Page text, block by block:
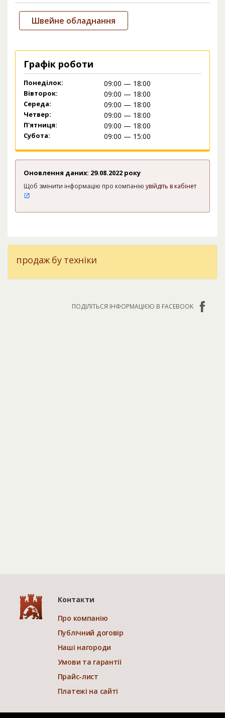
Швейне обладнання
Графік роботи
Понеділок: 09:00 — 18:00
Вівторок: 09:00 — 18:00
Середа: 09:00 — 18:00
Четвер: 09:00 — 18:00
П'ятниця: 09:00 — 18:00
Субота: 09:00 — 15:00
Оновлення даних: 29.08.2022 року
Щоб змінити інформацію про компанію увійдіть в кабінет
продаж бу техніки
ПОДІЛІТЬСЯ ІНФОРМАЦІЄЮ В FACEBOOK
Контакти
Про компанію
Публічний договір
Наші нагороди
Умови та гарантії
Прайс-лист
Платежі на сайті